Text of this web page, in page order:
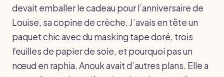
devait emballer le cadeau pour l’anniversaire de
Louise, sa copine de crèche. J’avais en tête un
paquet chic avec du masking tape doré, trois
feuilles de papier de soie, et pourquoi pas un
nœud en raphia. Anouk avait d’autres plans. Elle a